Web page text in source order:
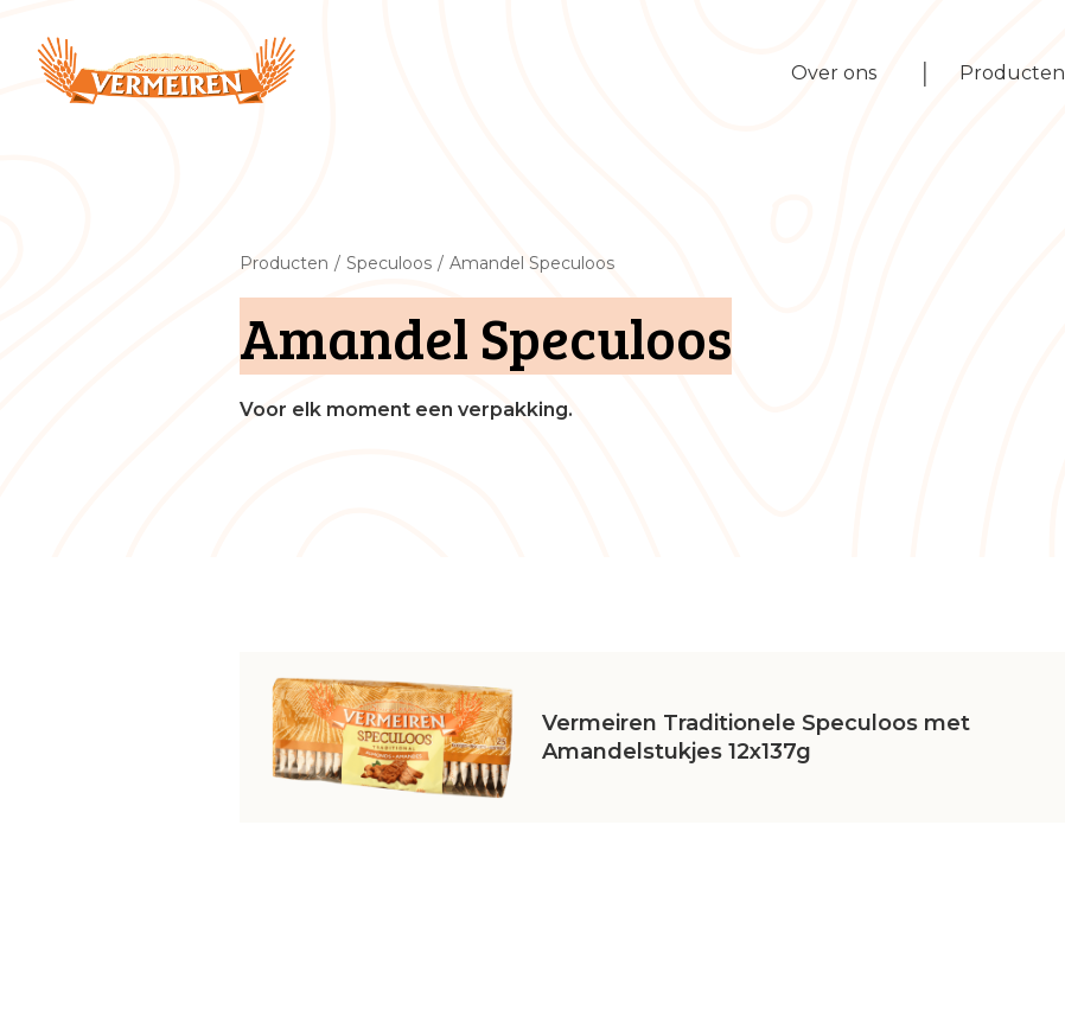
Over ons Producten
Producten / Speculoos / Amandel Speculoos
Amandel Speculoos
Voor elk moment een verpakking.
Vermeiren Traditionele Speculoos met
Amandelstukjes 12x137g